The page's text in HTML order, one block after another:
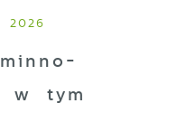
w tym